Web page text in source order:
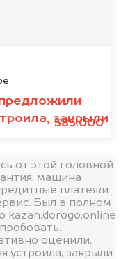
585.000
закрыли
от этой головной
машина
платежи
Был в полном
kazan.dorogo.online
оценили,
устроила, закрыли
в мессенджер